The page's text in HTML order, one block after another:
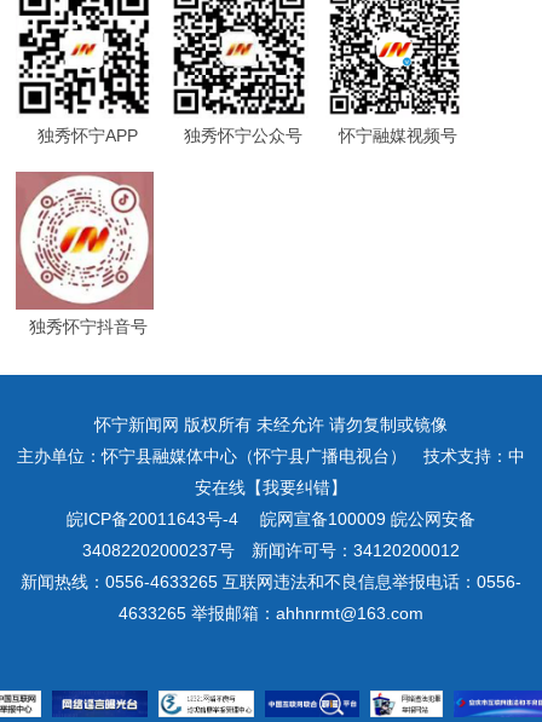
独秀怀宁APP 独秀怀宁公众号 怀宁融媒视频号
独秀怀宁抖音号
怀宁新闻网 版权所有 未经允许 请勿复制或镜像
主办单位：怀宁县融媒体中心（怀宁县广播电视台） 技术支持：中
安在线【我要纠错】
皖ICP备20011643号-4皖网宣备100009 皖公网安备
34082202000237号 新闻许可号：34120200012
新闻热线：0556-4633265 互联网违法和不良信息举报电话：0556-
4633265 举报邮箱：ahhnrmt@163.com